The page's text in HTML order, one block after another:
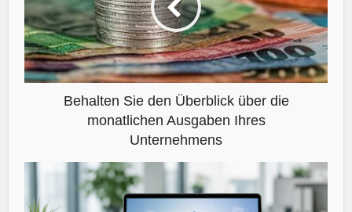
Behalten Sie den Überblick über die
monatlichen Ausgaben Ihres
Unternehmens